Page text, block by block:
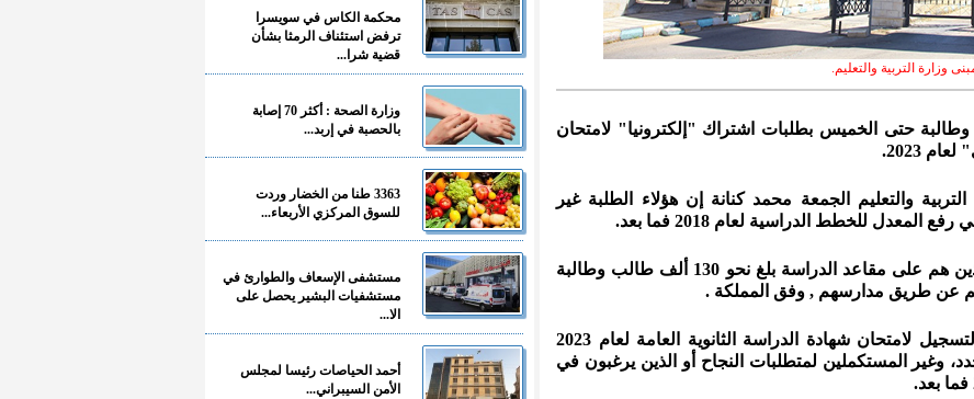
وزارة التربية والتعليم.
نحو 30 ألف طالب وطالبة حتى الخميس بطلبات اشتراك "إلكترونيا" لامتحان
2023.
والتعليم الجمعة محمد كنانة إن هؤلاء الطلبة غير
للخطط الدراسية لعام 2018 فما بعد.
وأضاف كنانة، عدد الطلبة النظاميين الذين هم على مقاعد الدراسة بلغ نحو 130 ألف طالب وطالبة
عن طريق مدارسهم , وفق المملكة .
أعلنت وزارة التربية والتعليم عن بدء التسجيل لامتحان شهادة الدراسة الثانوية العامة لعام 2023
وغير المستكملين لمتطلبات النجاح أو الذين يرغبون في
محكمة الكاس في سويسرا
ترفض استئناف الرمثا بشأن
قضية شرا...
وزارة الصحة : أكثر 70 إصابة
بالحصبة في إربد...
3363 طنا من الخضار وردت
للسوق المركزي الأربعاء...
مستشفى الإسعاف والطوارئ في
مستشفيات البشير يحصل على
الا...
أحمد الحياصات رئيسا لمجلس
الأمن السيبراني...